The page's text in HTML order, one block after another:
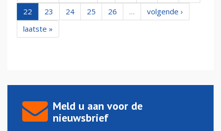
22
23 24 25 26 …
volgende ›
laatste »
Meld u aan voor de
nieuwsbrief